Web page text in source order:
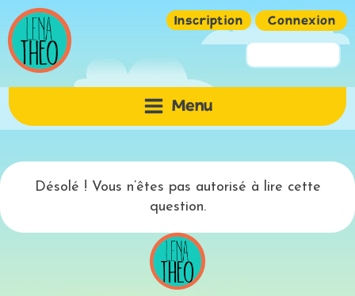
Inscription Connexion
Mot de passe
Menu
Désolé ! Vous n’êtes pas autorisé à lire cette
question.